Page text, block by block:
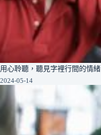
用心聆聽，聽見字裡行間的情緒
2024-05-14